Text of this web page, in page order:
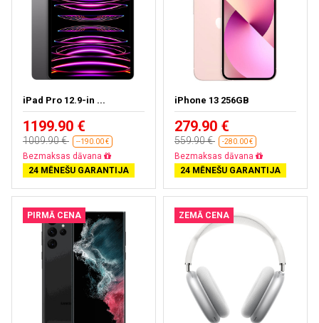
iPad Pro 12.9-in ...
1199.90 €
1009.90 € --190.00 €
Gandrīz izpārdots
24 MĒNEŠU GARANTIJA
iPhone 13 256GB
279.90 €
559.90 € -280.00 €
Bezmaksas piegāde
24 MĒNEŠU GARANTIJA
PIRMĀ CENA ZEMĀ CENA